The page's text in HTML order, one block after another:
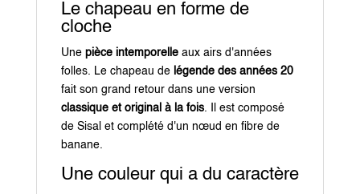
Le chapeau en forme de
cloche
Une pièce intemporelleaux airs d'années
folles. Le chapeau de légende des années 20
fait son grand retour dans une version
classique et original à la fois. Il est composé
de Sisal et complété d'un nœud en fibre de
banane.
Une couleur qui a du caractère